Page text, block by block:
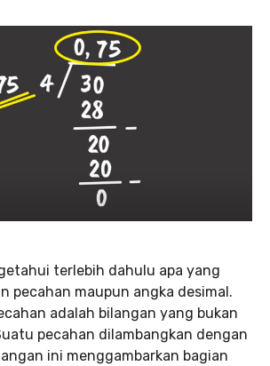
terlebih dahulu apa yang
pecahan maupun angka desimal.
adalah bilangan yang bukan
pecahan dilambangkan dengan
ini menggambarkan bagian